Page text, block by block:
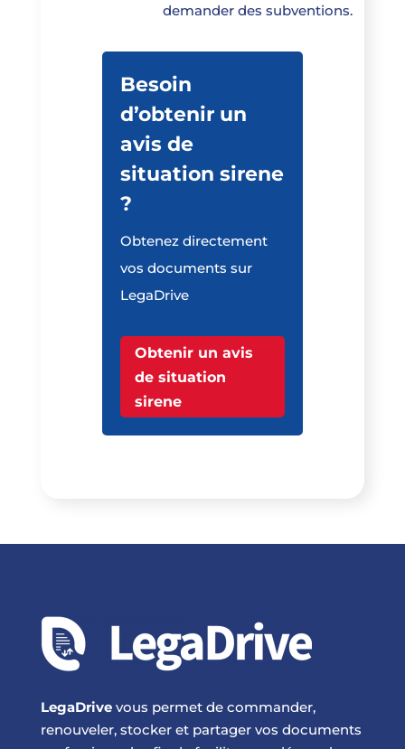
demander des subventions.
Besoin
d’obtenir un
avis de
situation sirene
?
Obtenez directement
vos documents sur
LegaDrive
Obtenir un avis
de situation
sirene
LegaDrivevous permet de commander,
renouveler, stocker et partager vos documents